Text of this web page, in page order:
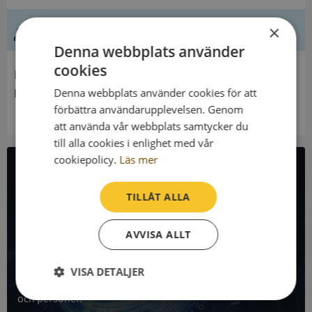
Innehavare
Inlags Fideikommisskapital
All företagsdata i API
Få all denna företagsinformation i Syna API
Syna API är ett blixtsnabbt API där du kan hämta
registrerade företagsuppgifter, betalningsanmärkningar,
skatteuppgifter och mycket mer på alla Sveriges företag
och personer.
×
Denna webbplats använder
cookies
Denna webbplats använder cookies för att
förbättra användarupplevelsen. Genom
att använda vår webbplats samtycker du
till alla cookies i enlighet med vår
cookiepolicy. Läs mer
TILLÅT ALLA
AVVISA ALLT
VISA DETALJER
Strikt
Prestanda Inriktning